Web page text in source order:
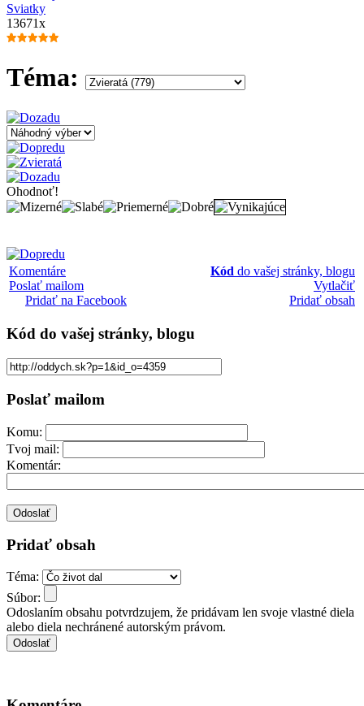
Sviatky
13671x
Téma:
Ohodnoť!
Komentáre
Poslať mailom
Pridať na Facebook
Kód do vašej stránky, blogu
Vytlačiť
Pridať obsah
Kód do vašej stránky, blogu
Poslať mailom
Komu:
Tvoj mail:
Komentár:
Pridať obsah
Téma:
Súbor:
Odoslaním obsahu potvrdzujem, že pridávam len svoje vlastné diela
alebo diela nechránené autorským právom.